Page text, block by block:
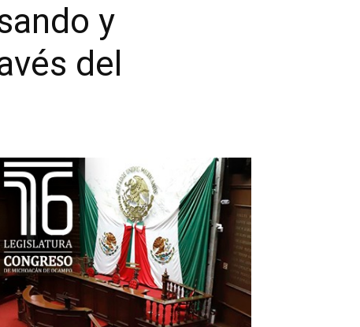
y
del